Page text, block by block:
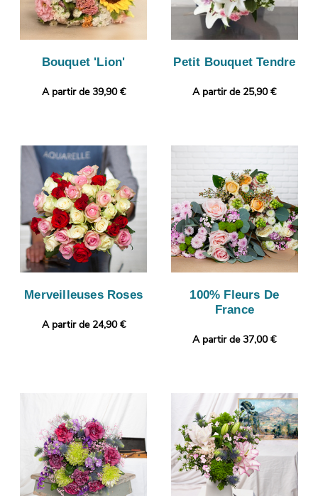
Bouquet 'Lion'
A partir de 39,90 €
Petit Bouquet Tendre
A partir de 25,90 €
Merveilleuses Roses
A partir de 24,90 €
100% Fleurs De
France
A partir de 37,00 €